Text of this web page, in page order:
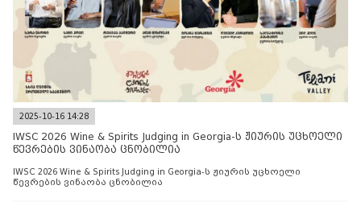
2025-10-16 14:28
IWSC 2026 Wine & Spirits Judging in Georgia-ს ჟიურის უცხოელი
წევრების ვინაობა ცნობილია
IWSC 2026 Wine & Spirits Judging in Georgia-ს ჟიურის უცხოელი
წევრების ვინაობა ცნობილია